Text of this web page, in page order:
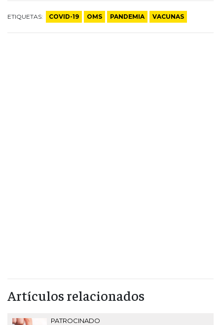
ETIQUETAS: COVID-19 OMS PANDEMIA VACUNAS
Artículos relacionados
PATROCINADO